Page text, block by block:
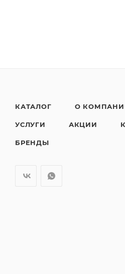
КАТАЛОГ О
УСЛУГИ АКЦИИ
БРЕНДЫ